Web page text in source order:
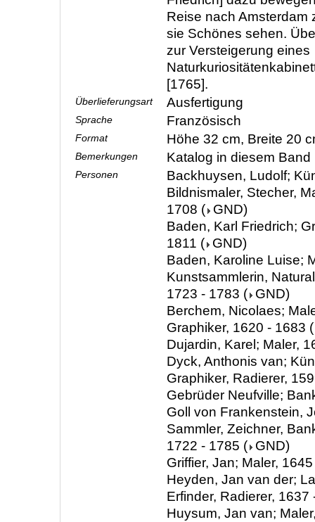
Reise nach Amsterdam
sie Schönes sehen.
zur Versteigerung eines
[1765].
Überlieferungsart Ausfertigung
Sprache Französisch
Format Höhe 32 cm, Breite 20
Bemerkungen Katalog in diesem
Personen
Backhuysen, Ludolf;
Bildnismaler, Stecher,
1708 ( GND)
Baden, Karl Friedrich;
1811 ( GND)
Baden, Karoline Luise;
Kunstsammlerin,
1723 - 1783 ( GND)
Berchem, Nicolaes;
Graphiker, 1620 - 1683 (
Dujardin, Karel; Maler,
Dyck, Anthonis van;
Graphiker, Radierer,
Gebrüder Neufville;
Goll von Frankenstein,
Sammler, Zeichner,
1722 - 1785 ( GND)
Griffier, Jan; Maler,
Heyden, Jan van der;
Erfinder, Radierer, 1637
Huysum, Jan van;